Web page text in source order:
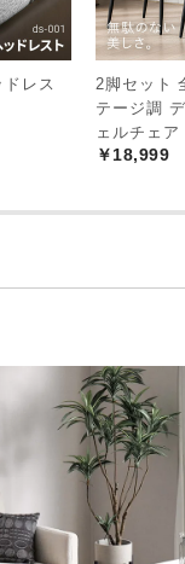
レス
2脚セット
テージ調
ェルチェア
￥18,999